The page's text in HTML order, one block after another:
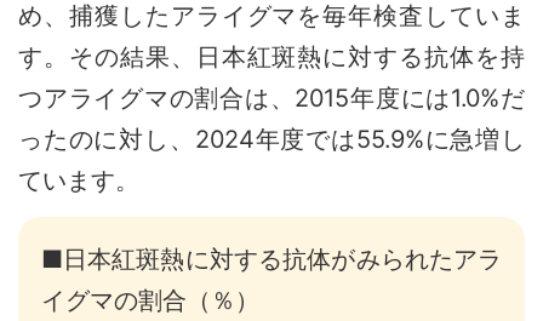
め、捕獲したアライグマを毎年検査していま
す。その結果、日本紅斑熱に対する抗体を持
つアライグマの割合は、2015年度には1.0%だ
ったのに対し、2024年度では55.9%に急増し
ています。
■日本紅斑熱に対する抗体がみられたアラ
イグマの割合（％）